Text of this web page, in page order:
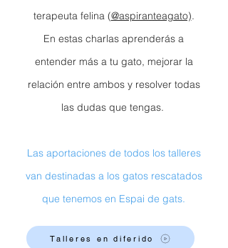
terapeuta felina (@aspiranteagato).
En estas charlas aprenderás a
entender más a tu gato, mejorar la
relación entre ambos y resolver todas
las dudas que tengas.
Las aportaciones de todos los talleres
van destinadas a los gatos rescatados
que tenemos en Espai de gats.
Talleres en diferido